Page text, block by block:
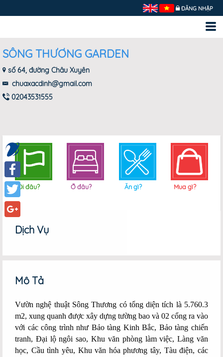
ĐĂNG NHẬP
Facebook
Twitter
Google+
SÔNG THƯƠNG GARDEN
số 64, đường Châu Xuyên
chuaxacdinh@gmail.com
02043531555
Đi đâu? Ở đâu? Ăn gì? Mua gì?
Dịch Vụ
Mô Tả
Vườn nghệ thuật Sông Thương có tổng diện tích là 5.760.3
m2, xung quanh được xây dựng tường bao và 02 cổng ra vào
với các công trình như Bảo tàng Kinh Bắc, Bảo tàng chiến
tranh, Đại lộ ngôi sao, Khu văn phòng làm việc, Làng văn
học, Cầu tình yêu, Khu văn hóa phương tây, Tàu điện, các